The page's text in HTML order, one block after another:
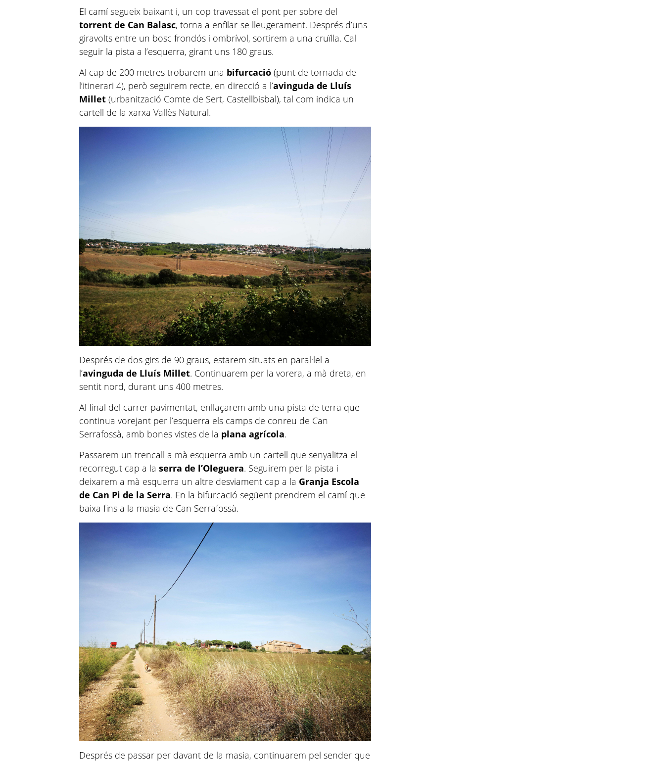
El camí segueix baixant i, un cop travessat el pont per sobre del
torrent de Can Balasc, torna a enfilar-se lleugerament. Després d’uns
giravolts entre un bosc frondós i ombrívol, sortirem a una cruïlla. Cal
seguir la pista a l’esquerra, girant uns 180 graus.
Al cap de 200 metres trobarem una bifurcació(punt de tornada de
l’itinerari 4), però seguirem recte, en direcció a l’avinguda de Lluís
Millet(urbanització Comte de Sert, Castellbisbal), tal com indica un
cartell de la xarxa Vallès Natural.
Després de dos girs de 90 graus, estarem situats en paral·lel a
l’avinguda de Lluís Millet. Continuarem per la vorera, a mà dreta, en
sentit nord, durant uns 400 metres.
Al final del carrer pavimentat, enllaçarem amb una pista de terra que
continua vorejant per l’esquerra els camps de conreu de Can
Serrafossà, amb bones vistes de la plana agrícola.
Passarem un trencall a mà esquerra amb un cartell que senyalitza el
recorregut cap a laserra de l’Oleguera. Seguirem per la pista i
deixarem a mà esquerra un altre desviament cap a la Granja Escola
de Can Pi de la Serra. En la bifurcació següent prendrem el camí que
baixa fins a la masia de Can Serrafossà.
Després de passar per davant de la masia, continuarem pel sender que